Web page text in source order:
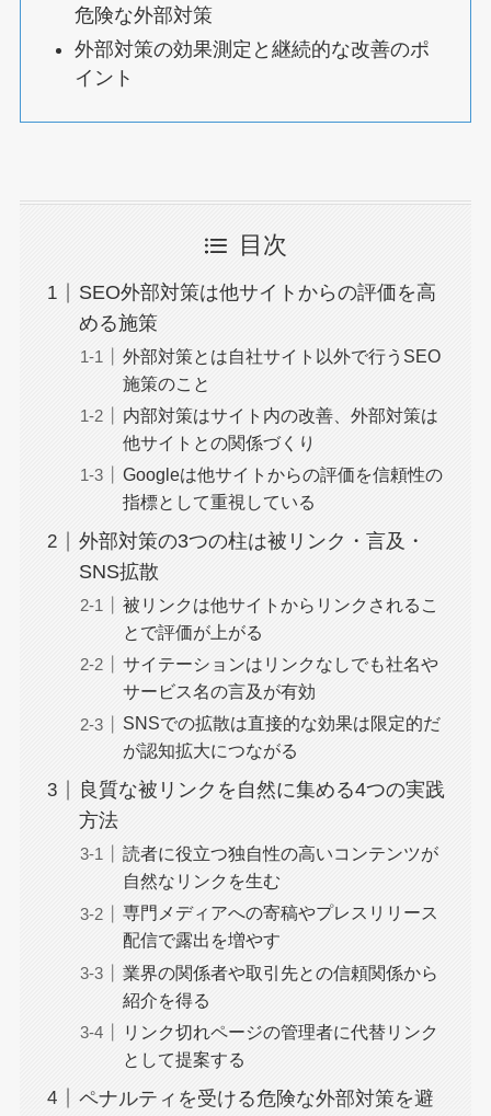
危険な外部対策
外部対策の効果測定と継続的な改善のポ
イント
目次
SEO外部対策は他サイトからの評価を高
める施策
外部対策とは自社サイト以外で行うSEO
施策のこと
内部対策はサイト内の改善、外部対策は
他サイトとの関係づくり
Googleは他サイトからの評価を信頼性の
指標として重視している
外部対策の3つの柱は被リンク・言及・
SNS拡散
被リンクは他サイトからリンクされるこ
とで評価が上がる
サイテーションはリンクなしでも社名や
サービス名の言及が有効
SNSでの拡散は直接的な効果は限定的だ
が認知拡大につながる
良質な被リンクを自然に集める4つの実践
方法
読者に役立つ独自性の高いコンテンツが
自然なリンクを生む
専門メディアへの寄稿やプレスリリース
配信で露出を増やす
業界の関係者や取引先との信頼関係から
紹介を得る
リンク切れページの管理者に代替リンク
として提案する
ペナルティを受ける危険な外部対策を避